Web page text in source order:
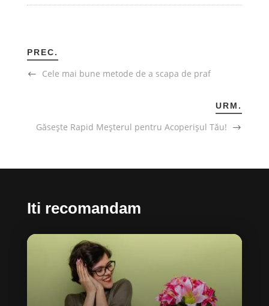
PREC.
Cele mai bune metode de a scapa de praf
URM.
Găsește Rapid Meșterul pentru Acoperișul Tău!
Iti recomandam